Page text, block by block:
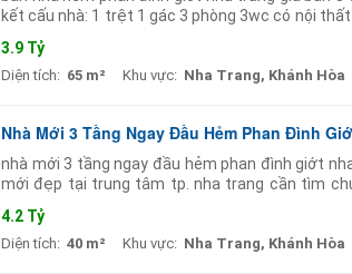
kết cấu nhà: 1 trệt 1 gác 3 phòng 3wc có nội
3.9 Tỷ
Diện tích: 65 m² Khu vực: Nha Trang, Khánh Hòa
Nhà Mới 3 Tầng Ngay Đầu Hẻm Phan Đình
nhà mới 3 tầng ngay đầu hẻm phan đình giớt
mới đẹp tại trung tâm tp. nha trang cần tìm
4.2 Tỷ
Diện tích: 40 m² Khu vực: Nha Trang, Khánh Hòa